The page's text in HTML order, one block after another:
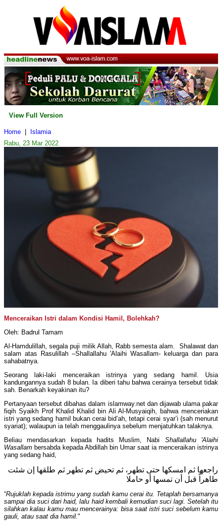
View Full Version
Home
Islamia
Rabu, 23 Mar 2022
Menceraikan Istri dalam Kondisi Hamil, Bolehkah?
Oleh: Badrul Tamam
Al-Hamdulillah, segala puji milik Allah, Rabb semesta alam. Shalawat dan
salam atas Rasulillah –Shallallahu 'Alaihi Wasallam- keluarga dan para
sahabatnya.
Seorang laki-laki menceraikan istrinya yang sedang hamil. Usia
kandungannya sudah 8 bulan. Ia diberi tahu bahwa cerainya tersebut tidak
sah. Benarkah keyakinan itu?
Pertanyaan tersebut dibahas dalam islamway.net dan dijawab ulama pakar
fiqih Syaikh Prof Khalid Khalid bin Ali Al-Musyaiqih, bahwa menceriakan
istri yang sedang hamil bukan cerai bid’ah, tetapi cerai syar’i (sah menurut
syariat); walaupun ia telah menggaulinya sebelum menjatuhkan talaknya.
Beliau mendasarkan kepada hadits Muslim, Nabi Shallallahu 'Alaihi
Wasallam bersabda kepada Abdillah bin Umar saat ia menceraikan istrinya
yang sedang haid,
راجعها ثم امسكها حتى تطهر، ثم تحيض ثم تطهر ثم طلقها إن شئت
طاهراً قبل أن تمسها أو حاملا
“Rujuklah kepada istrimu yang sudah kamu cerai itu. Tetaplah bersamanya
sampai dia suci dari haid, lalu haid kembali kemudian suci lagi. Setelah itu
silahkan kalau kamu mau mencerainya: bisa saat istri suci sebelum kamu
gauli, atau saat dia hamil."